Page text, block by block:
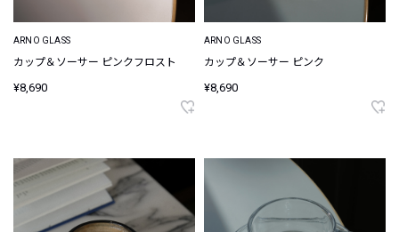
ARNO GLASS
カップ＆ソーサー ピンクフロスト
¥8,690
ARNO GLASS
カップ＆ソーサー ピンク
¥8,690